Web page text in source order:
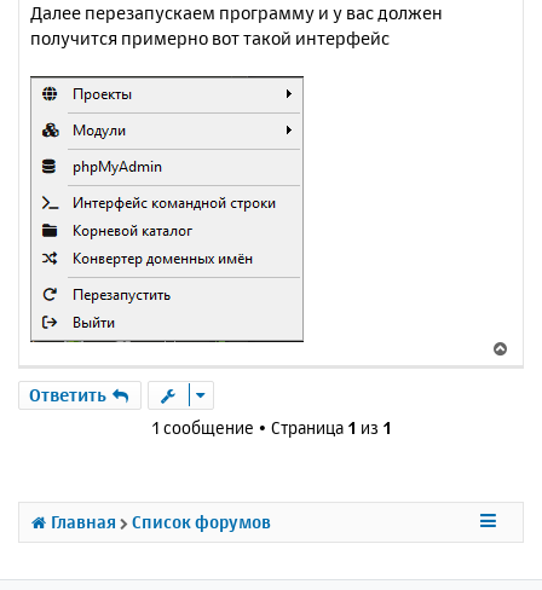
Далее перезапускаем программу и у вас должен
получится примерно вот такой интерфейс
е
с
н
Ответить
1 сообщение • Страница 1 из 1
Главная Список форумов